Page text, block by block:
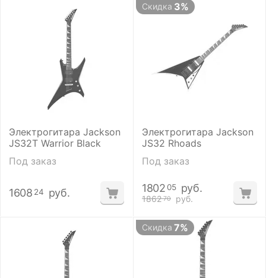
Электрогитара Jackson
JS32T Warrior Black
Под заказ
1608 24 руб.
Скидка 3%
Электрогитара Jackson
JS32 Rhoads
Под заказ
1862 70 руб.
1802 05 руб.
Скидка 7%